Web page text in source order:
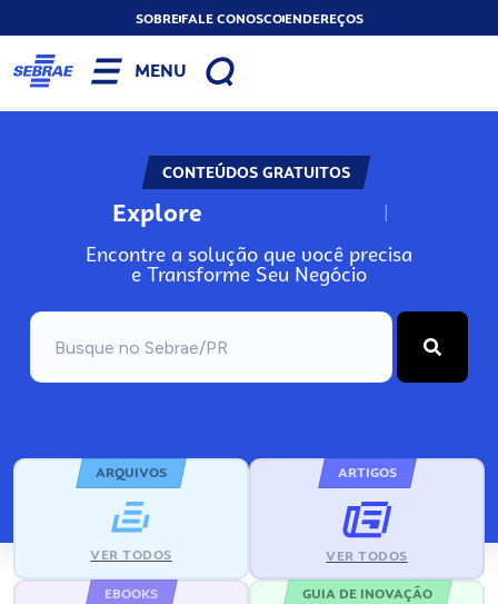
SOBREFALE CONOSCOENDEREÇOS
MENU
CONTEÚDOS GRATUITOS
Explore N
Encontre a solução que você precisa
e Transforme Seu Negócio
ARQUIVOS
VER TODOS
ARTIGOS
VER TODOS
EBOOKS GUIA DE INOVAÇÃO